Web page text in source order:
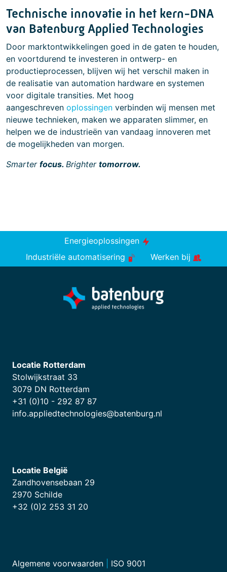
Technische innovatie in het kern-DNA
van Batenburg Applied Technologies
Door marktontwikkelingen goed in de gaten te houden,
en voortdurend te investeren in ontwerp- en
productieprocessen, blijven wij het verschil maken in
de realisatie van automation hardware en systemen
voor digitale transities. Met hoog
aangeschreven oplossingen verbinden wij mensen met
nieuwe technieken, maken we apparaten slimmer, en
helpen we de industrieën van vandaag innoveren met
de mogelijkheden van morgen.
Smarter focus. Brighter tomorrow.
Energieoplossingen
Industriële automatisering
Werken bij
Locatie Rotterdam
Stolwijkstraat 33
3079 DN Rotterdam
+31 (0)10 - 292 87 87
info.appliedtechnologies@batenburg.nl
Locatie België
Zandhovensebaan 29
2970 Schilde
+32 (0)2 253 31 20
Algemene voorwaarden ISO 9001